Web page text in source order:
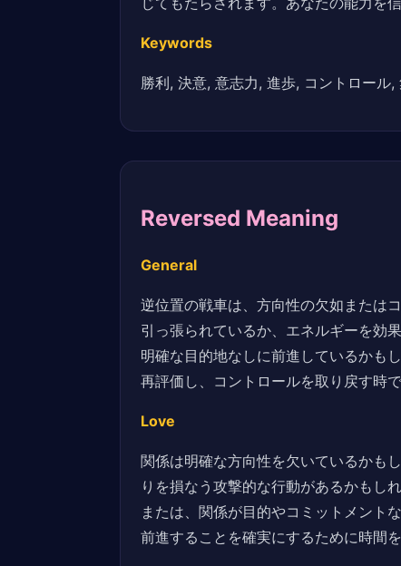
Keywords
勝利, 決意, 意志力, 進歩, コントロール,
Reversed Meaning
General
逆位置の戦車は、方向性の欠如または
引っ張られているか、エネルギーを効
明確な目的地なしに前進しているかも
再評価し、コントロールを取り戻す時
Love
関係は明確な方向性を欠いているかも
りを損なう攻撃的な行動があるかもし
または、関係が目的やコミットメント
前進することを確実にするために時間